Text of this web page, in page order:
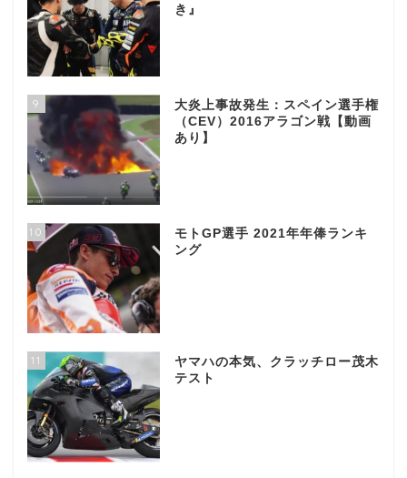
き』
9
大炎上事故発生：スペイン選手権
（CEV）2016アラゴン戦【動画
あり】
10
モトGP選手 2021年年俸ランキ
ング
11
ヤマハの本気、クラッチロー茂木
テスト